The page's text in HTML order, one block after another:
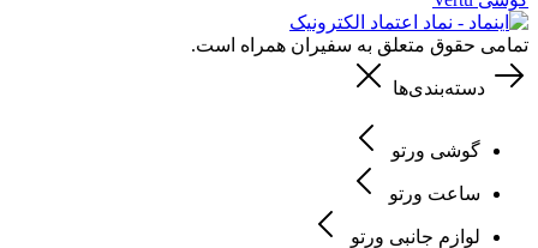
تمامی حقوق متعلق به سفیران همراه است.
دسته‌بندی‌ها
گوشی ورتو
ساعت ورتو
لوازم جانبی ورتو